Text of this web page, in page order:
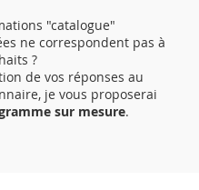
"catalogue"
ne correspondent pas à
?
de vos réponses au
je vous proposerai
sur mesure.